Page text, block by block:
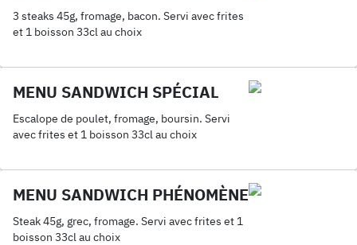
3 steaks 45g, fromage, bacon. Servi avec frites
et 1 boisson 33cl au choix
MENU SANDWICH SPÉCIAL
Escalope de poulet, fromage, boursin. Servi
avec frites et 1 boisson 33cl au choix
MENU SANDWICH PHÉNOMÈNE
Steak 45g, grec, fromage. Servi avec frites et 1
boisson 33cl au choix